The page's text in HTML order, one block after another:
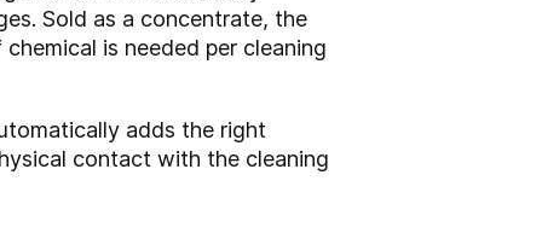
Sold as a concentrate, the
is needed per cleaning
adds the right
contact with the cleaning